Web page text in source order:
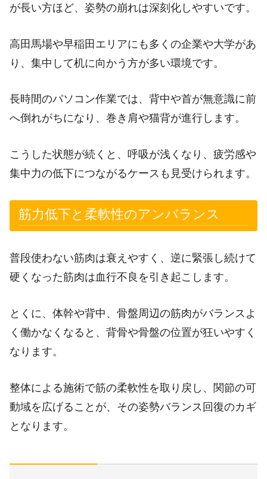
が長い方ほど、姿勢の崩れは深刻化しやすいです。
高田馬場や早稲田エリアにも多くの企業や大学があ
り、集中して机に向かう方が多い環境です。
長時間のパソコン作業では、背中や首が無意識に前
へ倒れがちになり、巻き肩や猫背が進行します。
こうした状態が続くと、呼吸が浅くなり、疲労感や
集中力の低下につながるケースも見受けられます。
筋力低下と柔軟性のアンバランス
普段使わない筋肉は衰えやすく、逆に緊張し続けて
硬くなった筋肉は血行不良を引き起こします。
とくに、体幹や背中、骨盤周辺の筋肉がバランスよ
く働かなくなると、背骨や骨盤の位置が狂いやすく
なります。
整体による施術で筋の柔軟性を取り戻し、関節の可
動域を広げることが、その姿勢バランス回復のカギ
となります。